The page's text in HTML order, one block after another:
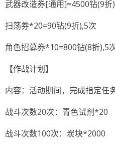
武器改造券[通用]=4500钻(9折
扫荡券*20=90钻(9折),5次
角色招募券*10=800钻(8折),5
【作战计划】
内容：活动期间，完成指定任
战斗次数20次：青色试剂*20
战斗次数100次：炭块*2000